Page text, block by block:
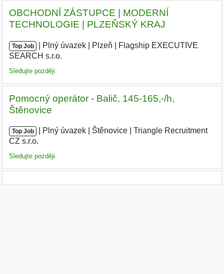
OBCHODNÍ ZÁSTUPCE | MODERNÍ
TECHNOLOGIE | PLZEŇSKÝ KRAJ
Top Job Plný úvazek Plzeň
Flagship EXECUTIVE
SEARCH s.r.o.
Sledujte později
Pomocný operátor - Balič, 145-165,-/h,
Štěnovice
Top Job Plný úvazek Štěnovice
Triangle Recruitment
CZ s.r.o.
Sledujte později